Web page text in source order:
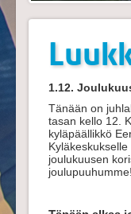
1.12.
Tänään on
tasan kello 12.
kyläpäällikkö
joulukuusen
joulupuuhumme!